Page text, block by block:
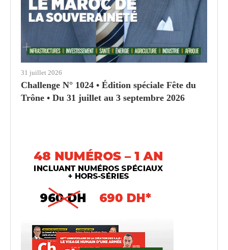
31 juillet 2026
Challenge N° 1024 • Édition spéciale Fête du
Trône • Du 31 juillet au 3 septembre 2026